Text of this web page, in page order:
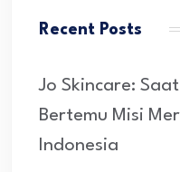
Recent Posts
Jo Skincare:
Bertemu Misi
Indonesia